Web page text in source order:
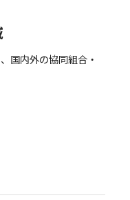
国内外の協同組合・